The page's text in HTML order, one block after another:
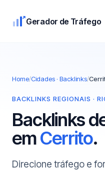
Gerador de Tráfego
Home/Cidades · Backlinks/
BACKLINKS REGIONAIS ·
Backlinks
emCerrito.
Direcione tráfego e